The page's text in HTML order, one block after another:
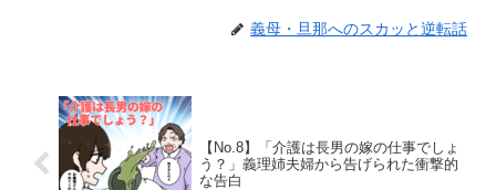
義母・旦那へのスカッと逆転話
【No.8】「介護は長男の嫁の仕事でしょ
う？」義理姉夫婦から告げられた衝撃的
な告白